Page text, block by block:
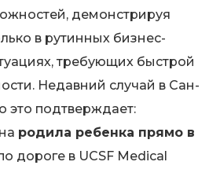
демонстрируя
в рутинных бизнес-
требующих быстрой
Недавний случай в Сан-
это подтверждает:
родила ребенка прямо в
дороге в UCSF Medical